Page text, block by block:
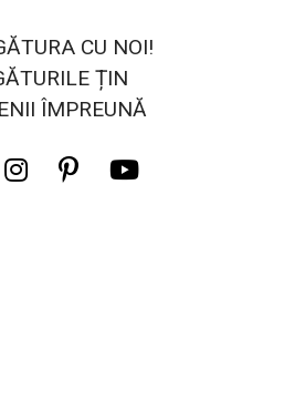
CU NOI!
ȚIN
ÎMPREUNĂ